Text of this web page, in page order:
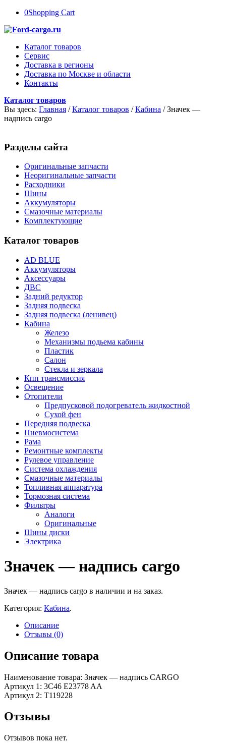
0Shopping Cart
Каталог товаров
Сервис
Доставка в регионы
Доставка по Москве и области
Контакты
Каталог товаров
Вы здесь: Главная / Каталог товаров / Кабина / Значек —
надпись cargo
Разделы сайта
Оригинальные запчасти
Неоригинальные запчасти
Расходники
Шины
Аккумуляторы
Смазочные материалы
Комплектующие
Каталог товаров
AD BLUE
Аккумуляторы
Аксессуары
ДВС
Задний редуктор
Задняя подвеска
Задняя подвеска (ленивец)
Кабина
Железо
Механизмы подьема кабины
Пластик
Салон
Стекла и зеркала
Кпп трансмиссия
Освещение
Отопители
Предпусковой подогреватель жидкостной
Сухой фен
Передняя подвеска
Пневмосистема
Рама
Ремонтные комплекты
Рулевое управление
Система охлаждения
Смазочные материалы
Топливная аппаратура
Тормозная система
Фильтры
Аналоги
Оригинальные
Шины диски
Электрика
Значек — надпись cargo
Значек — надпись cargo в наличии и на заказ.
Категория: Кабина.
Описание
Отзывы (0)
Описание товара
Наименование товара: Значек — надпись CARGO
Артикул 1: 3C46 E23778 AA
Артикул 2: T119228
Отзывы
Отзывов пока нет.